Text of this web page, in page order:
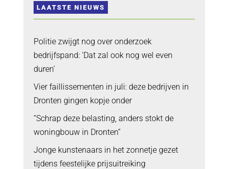
LAATSTE NIEUWS
Politie zwijgt nog over onderzoek
bedrijfspand: ‘Dat zal ook nog wel even
duren’
Vier faillissementen in juli: deze bedrijven in
Dronten gingen kopje onder
“Schrap deze belasting, anders stokt de
woningbouw in Dronten”
Jonge kunstenaars in het zonnetje gezet
tijdens feestelijke prijsuitreiking